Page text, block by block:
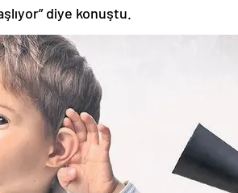
diye konuştu.